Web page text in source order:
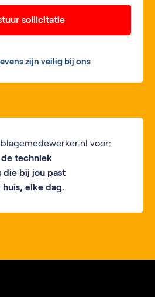
sollicitatie
zijn veilig bij ons
voor:
techniek
die bij jou past
elke dag.